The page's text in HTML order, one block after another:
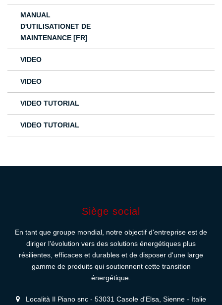
MANUAL
D'UTILISATIONET DE
MAINTENANCE [FR]
VIDEO
VIDEO
VIDEO TUTORIAL
VIDEO TUTORIAL
Siège social
En tant que groupe mondial, notre objectif d'entreprise est de
diriger l'évolution vers des solutions énergétiques plus
résilientes, efficaces et durables et de disposer d'une large
gamme de produits qui soutiennent cette transition
énergétique.
Località Il Piano snc - 53031 Casole d'Elsa, Sienne - Italie